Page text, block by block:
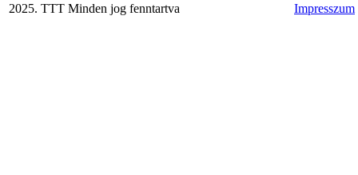
2025. TTT Minden jog fenntartva Impresszum